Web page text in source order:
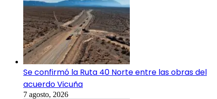
Se confirmó la Ruta 40 Norte entre las obras del
acuerdo Vicuña
7 agosto, 2026